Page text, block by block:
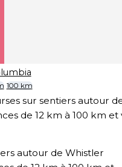
100 km
sur sentiers autour
de 12 km à 100 km et
autour de Whistler